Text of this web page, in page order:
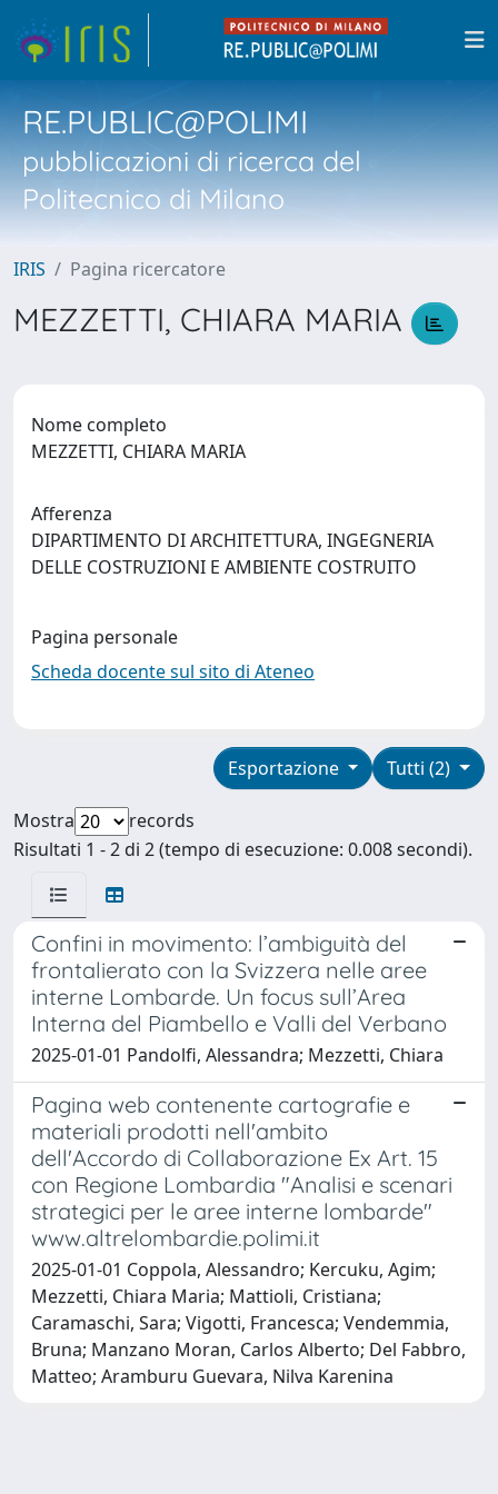
RE.PUBLIC@POLIMI
pubblicazioni di ricerca del
Politecnico di Milano
IRIS Pagina ricercatore
MEZZETTI, CHIARA MARIA
Nome completo
MEZZETTI, CHIARA MARIA
Afferenza
DIPARTIMENTO DI ARCHITETTURA, INGEGNERIA
DELLE COSTRUZIONI E AMBIENTE COSTRUITO
Pagina personale
Scheda docente sul sito di Ateneo
Tutti (2)
Esportazione
Mostra
records
Risultati 1 - 2 di 2 (tempo di esecuzione: 0.008 secondi).
Confini in movimento: l’ambiguità del
frontalierato con la Svizzera nelle aree
interne Lombarde. Un focus sull’Area
Interna del Piambello e Valli del Verbano
2025-01-01 Pandolfi, Alessandra; Mezzetti, Chiara
Pagina web contenente cartografie e
materiali prodotti nell'ambito
dell'Accordo di Collaborazione Ex Art. 15
con Regione Lombardia "Analisi e scenari
strategici per le aree interne lombarde"
www.altrelombardie.polimi.it
2025-01-01 Coppola, Alessandro; Kercuku, Agim;
Mezzetti, Chiara Maria; Mattioli, Cristiana;
Caramaschi, Sara; Vigotti, Francesca; Vendemmia,
Bruna; Manzano Moran, Carlos Alberto; Del Fabbro,
Matteo; Aramburu Guevara, Nilva Karenina